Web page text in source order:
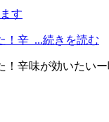
す
！辛 ...続きを読む
辛味が効いたい